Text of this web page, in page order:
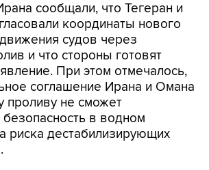
сообщали, что Тегеран и
координаты нового
судов через
и что стороны готовят
При этом отмечалось,
соглашение Ирана и Омана
проливу не сможет
безопасность в водном
риска дестабилизирующих